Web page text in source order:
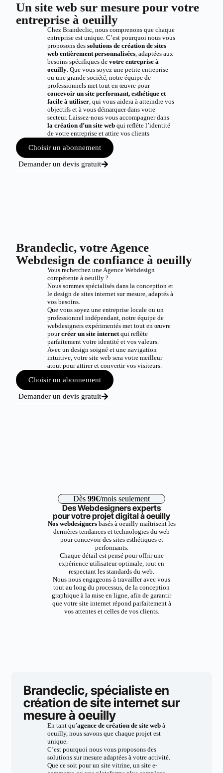
Un site web sur mesure pour votre
entreprise à oeuilly
Chez Brandeclic, nous comprenons que chaque
entreprise est unique. C’est pourquoi nous vous
proposons des solutions de création de sites
web entièrement personnalisées, adaptées aux
besoins spécifiques de votre entreprise à
oeuilly. Que vous soyez une petite entreprise
ou une grande société, notre équipe de
professionnels met tout en œuvre pour
concevoir un site performant, esthétique et
facile à utiliser, qui vous aidera à atteindre vos
objectifs et à vous démarquer dans votre
secteur. Laissez-nous vous accompagner dans
la création d’un site webqui reflète l’identité
de votre entreprise et attire vos clients
Choisir un abonnement
Demander un devis gratuit
Brandeclic, votre Agence
Webdesign de confiance à oeuilly
Vous recherchez une Agence Webdesign
compétente à oeuilly ?
Nous sommes spécialisés dans la conception et
le design de sites internet sur mesure, adaptés à
vos besoins.
Que vous soyez une entreprise locale ou un
professionnel indépendant, notre équipe de
webdesigners expérimentés met tout en œuvre
pourcréer un site internetqui reflète
parfaitement votre identité et vos valeurs.
Avec un design soigné et une navigation
intuitive, votre site web sera votre meilleur
atout pour attirer et convertir vos visiteurs.
Choisir un abonnement
Demander un devis gratuit
Dès 99€/mois seulement
Des Webdesigners experts
pour votre projet digital à oeuilly
Nos webdesignersbasés à oeuilly maîtrisent les
dernières tendances et technologies du web
pour concevoir des sites esthétiques et
performants.
Chaque détail est pensé pour offrir une
expérience utilisateur optimale, tout en
respectant les standards du web.
Nous nous engageons à travailler avec vous
tout au long du processus, de la conception
graphique à la mise en ligne, afin de garantir
que votre site internet répond parfaitement à
vos attentes et celles de vos clients.
Brandeclic, spécialiste en
création de site internet sur
mesure à oeuilly
En tant qu’agence de création de site webà
oeuilly, nous savons que chaque projet est
unique.
C’est pourquoi nous vous proposons des
solutions sur mesure adaptées à votre activité.
Que ce soit pour un site vitrine, un site e-